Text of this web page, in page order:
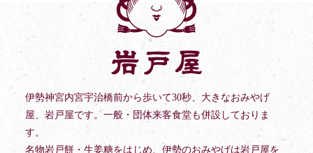
伊勢神宮内宮宇治橋前から歩いて30秒、大きなおみやげ
屋、岩戸屋です。一般・団体来客食堂も併設しておりま
す。
名物岩戸餅・生姜糖をはじめ、伊勢のおみやげは岩戸屋を